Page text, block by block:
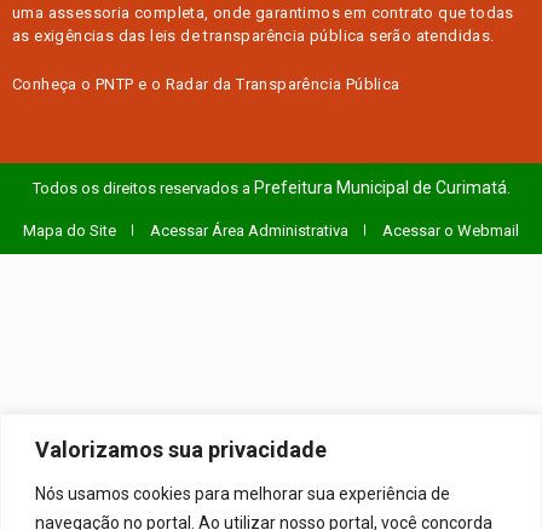
Valorizamos sua privacidade
Nós usamos cookies para melhorar sua experiência de
navegação no portal. Ao utilizar nosso portal, você concorda
uma assessoria completa, onde garantimos em contrato que todas
as exigências dasleis de transparência pública serão atendidas.
Conheça oPNTP e o Radar da Transparência Pública
Todos os direitos reservados a Prefeitura Municipal de Curimatá.
Mapa do Site Acessar Área Administrativa Acessar o Webmail